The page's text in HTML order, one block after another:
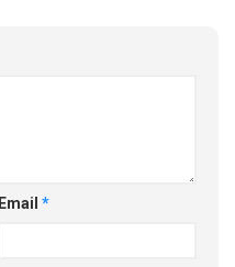
Email *